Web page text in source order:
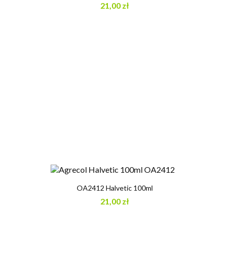
21,00 zł
OA2412 Halvetic 100ml
21,00 zł